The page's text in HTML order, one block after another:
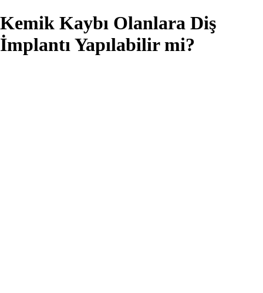
Kemik Kaybı Olanlara Diş
İmplantı Yapılabilir mi?